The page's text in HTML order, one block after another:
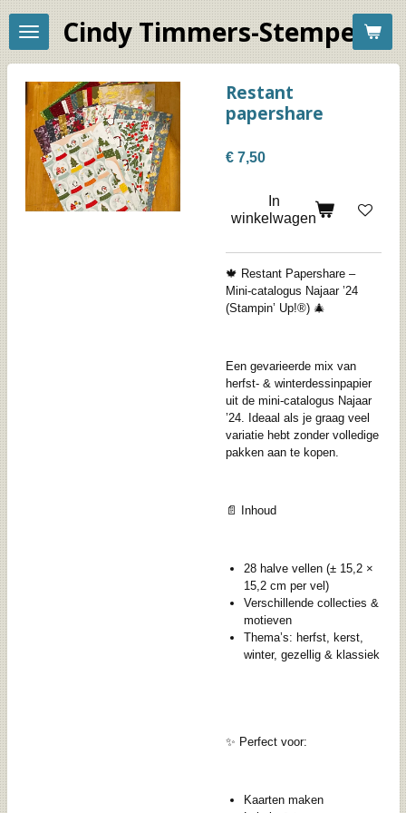
Ga
direct
naar
de
hoofdinhoud
Cindy Timmers-
Restant
papershare
€ 7,50
In
winkelwagen
🍁 Restant Papershare –
Mini-catalogus Najaar ’24
(Stampin’ Up!®) 🎄
Een gevarieerde mix van
herfst- & winterdessinpapier
uit de mini-catalogus Najaar
’24. Ideaal als je graag veel
variatie hebt zonder volledige
pakken aan te kopen.
📄 Inhoud
28 halve vellen (± 15,2 ×
15,2 cm per vel)
Verschillende collecties &
motieven
Thema’s: herfst, kerst,
winter, gezellig & klassiek
✨ Perfect voor:
Kaarten maken